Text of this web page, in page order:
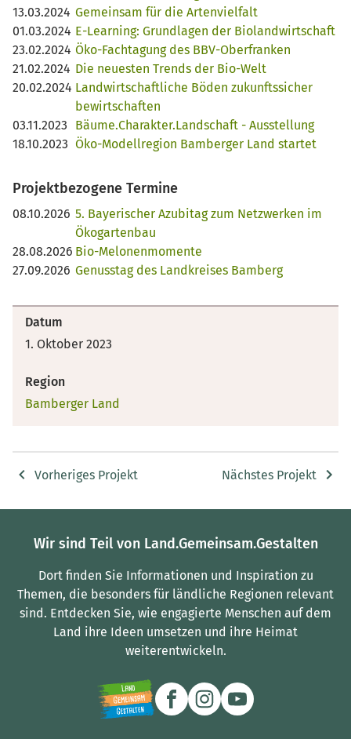
13.03.2024 Gemeinsam für die Artenvielfalt
01.03.2024 E-Learning: Grundlagen der Biolandwirtschaft
23.02.2024 Öko-Fachtagung des BBV-Oberfranken
21.02.2024 Die neuesten Trends der Bio-Welt
20.02.2024 Landwirtschaftliche Böden zukunftssicher
bewirtschaften
03.11.2023
Bäume.Charakter.Landschaft - Ausstellung
18.10.2023 Öko-Modellregion Bamberger Land startet
Projektbezogene Termine
08.10.2026 5. Bayerischer Azubitag zum Netzwerken im
Ökogartenbau
28.08.2026 Bio-Melonenmomente
27.09.2026 Genusstag des Landkreises Bamberg
Datum
1. Oktober 2023
Region
Bamberger Land
Vorheriges Projekt Nächstes Projekt
Wir sind Teil von Land.Gemeinsam.Gestalten
Dort finden Sie Informationen und Inspiration zu
Themen, die besonders für ländliche Regionen relevant
sind. Entdecken Sie, wie engagierte Menschen auf dem
Land ihre Ideen umsetzen und ihre Heimat
weiterentwickeln.